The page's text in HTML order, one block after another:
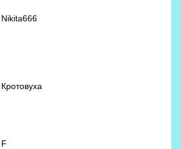
Nikita666
Кротовуха
F